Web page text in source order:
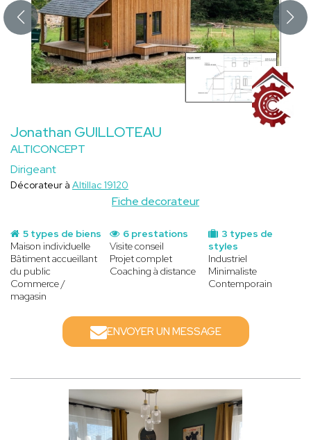
Jonathan GUILLOTEAU
ALTICONCEPT
Dirigeant
Fiche decorateur
Décorateur à Altillac 19120
5 types de biens
Maison individuelle
Bâtiment accueillant
du public
Commerce /
magasin
3 types de
styles
Industriel
Minimaliste
Contemporain
6 prestations
Visite conseil
Projet complet
Coaching à distance
ENVOYER UN MESSAGE